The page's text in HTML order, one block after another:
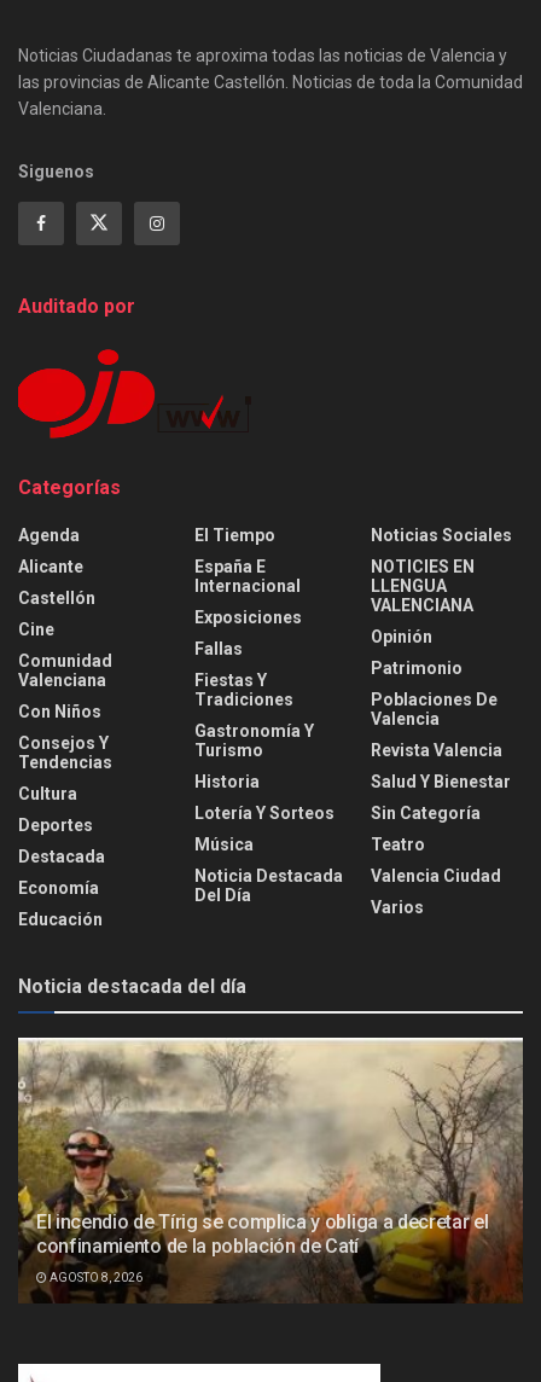
Noticias Ciudadanas te aproxima todas las noticias de Valencia y
las provincias de Alicante Castellón. Noticias de toda la Comunidad
Valenciana.
Siguenos
Auditado por
Categorías
Agenda
Alicante
Castellón
Cine
Comunidad
Valenciana
Con Niños
Consejos Y
Tendencias
Cultura
Deportes
Destacada
Economía
Educación
El Tiempo
España E
Internacional
Exposiciones
Fallas
Fiestas Y
Tradiciones
Gastronomía Y
Turismo
Historia
Lotería Y Sorteos
Música
Noticia Destacada
Del Día
Noticias Sociales
NOTICIES EN
LLENGUA
VALENCIANA
Opinión
Patrimonio
Poblaciones De
Valencia
Revista Valencia
Salud Y Bienestar
Sin Categoría
Teatro
Valencia Ciudad
Varios
Noticia destacada del día
El incendio de Tírig se complica y obliga a decretar el
confinamiento de la población de Catí
AGOSTO 8, 2026